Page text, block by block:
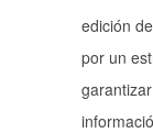
edición
por un